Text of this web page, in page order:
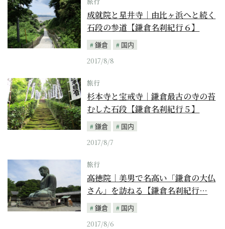
成就院と星井寺｜由比ヶ浜へと続く
石段の参道【鎌倉名刹紀行６】
鎌倉
国内
2017/8/8
旅行
杉本寺と宝戒寺｜鎌倉最古の寺の苔
むした石段【鎌倉名刹紀行５】
鎌倉
国内
2017/8/7
旅行
高徳院｜美男で名高い「鎌倉の大仏
さん」を訪ねる【鎌倉名刹紀行…
鎌倉
国内
2017/8/6